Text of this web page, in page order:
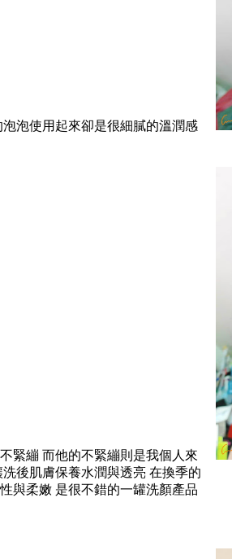
泡使用起來卻是很細膩的溫潤感
緊繃 而他的不緊繃則是我個人來
後肌膚保養水潤與透亮 在換季的
與柔嫩 是很不錯的一罐洗顏產品